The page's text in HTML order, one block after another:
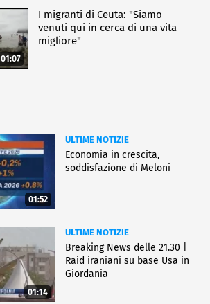
01:07
I migranti di Ceuta: "Siamo
venuti qui in cerca di una vita
migliore"
01:52
ULTIME NOTIZIE
Economia in crescita,
soddisfazione di Meloni
01:14
ULTIME NOTIZIE
Breaking News delle 21.30 |
Raid iraniani su base Usa in
Giordania